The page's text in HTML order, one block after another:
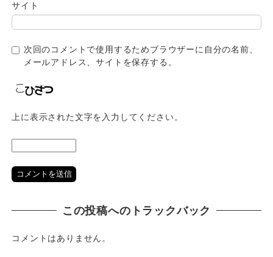
サイト
次回のコメントで使用するためブラウザーに自分の名前、
メールアドレス、サイトを保存する。
上に表示された文字を入力してください。
この投稿へのトラックバック
コメントはありません。